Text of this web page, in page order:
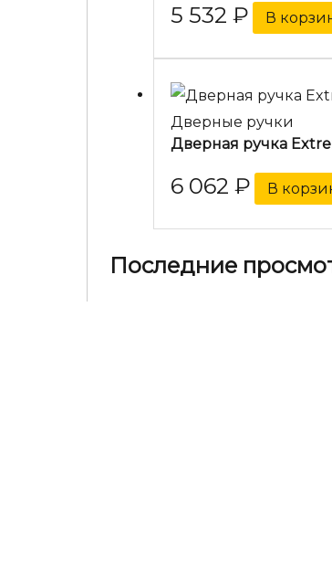
5 532 ₽ В
Дверные ручки
Дверная ручка
6 062 ₽ В
Последние